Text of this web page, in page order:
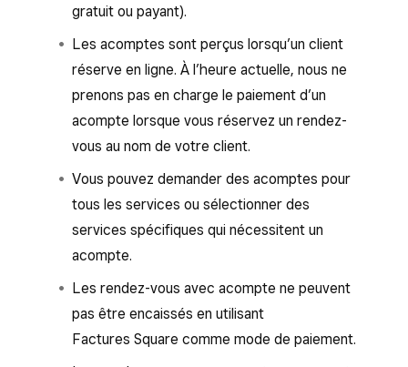
gratuit ou payant).
Les acomptes sont perçus lorsqu’un client
réserve en ligne. À l’heure actuelle, nous ne
prenons pas en charge le paiement d’un
acompte lorsque vous réservez un rendez-
vous au nom de votre client.
Vous pouvez demander des acomptes pour
tous les services ou sélectionner des
services spécifiques qui nécessitent un
acompte.
Les rendez-vous avec acompte ne peuvent
pas être encaissés en utilisant
Factures Square comme mode de paiement.